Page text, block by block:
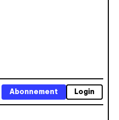
Login
Abonnement